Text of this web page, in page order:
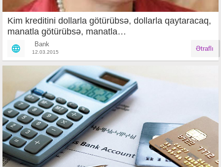
Kim kreditini dollarla götürübsə, dollarla qaytaracaq,
manatla götürübsə, manatla…
Bank
12.03.2015 Ətraflı